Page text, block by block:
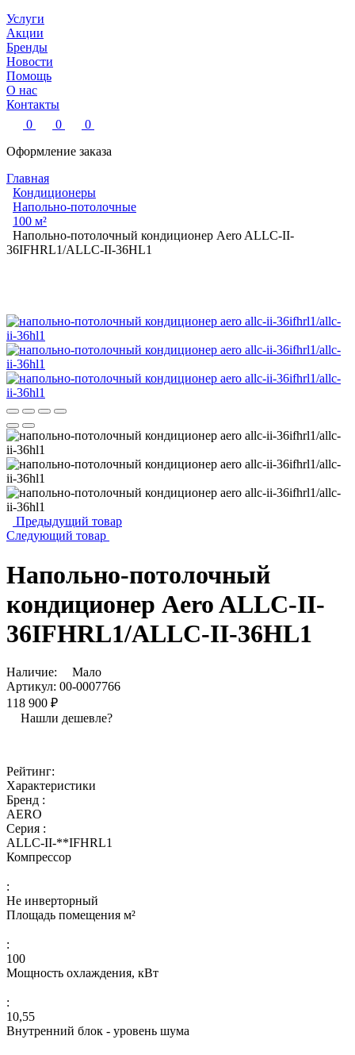
Услуги
Акции
Бренды
Новости
Помощь
О нас
Контакты
0
0
0
Оформление заказа
Главная
Кондиционеры
Напольно-потолочные
100 м²
Напольно-потолочный кондиционер Aero ALLC-II-
36IFHRL1/ALLC-II-36HL1
Предыдущий товар
Следующий товар
Напольно-потолочный
кондиционер Aero ALLC-II-
36IFHRL1/ALLC-II-36HL1
Наличие:
Мало
Артикул: 00-0007766
118 900 ₽
Нашли дешевле?
Рейтинг:
Характеристики
Бренд :
AERO
Серия :
ALLC-II-**IFHRL1
Компрессор
:
Не инверторный
Площадь помещения м²
:
100
Мощность охлаждения, кВт
:
10,55
Внутренний блок - уровень шума